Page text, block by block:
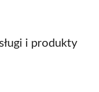
i produkty